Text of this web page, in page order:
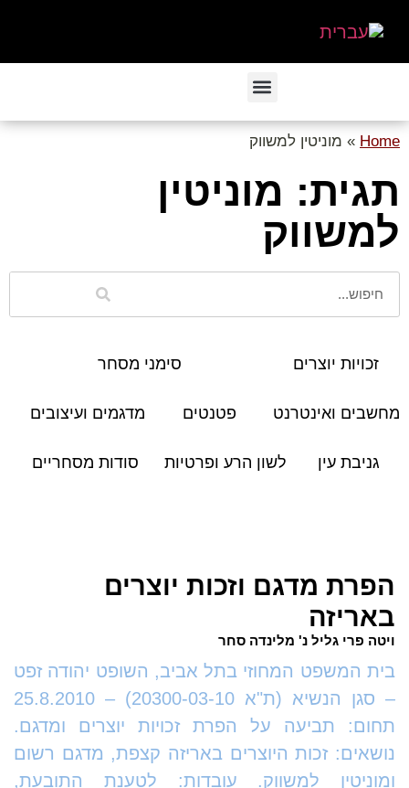
Home
» מוניטין למשווק
תגית: מוניטין
למשווק
זכויות יוצרים סימני מסחר
מחשבים ואינטרנט פטנטים מדגמים ועיצובים
גניבת עין לשון הרע ופרטיות סודות מסחריים
הפרת מדגם וזכות יוצרים
באריזה
ויטה פרי גליל נ' מלינדה סחר
בית המשפט המחוזי בתל אביב, השופט יהודה זפט
– סגן הנשיא (ת"א 20300-03-10) – 25.8.2010
תחום: תביעה על הפרת זכויות יוצרים ומדגם.
נושאים: זכות היוצרים באריזה קצפת, מדגם רשום
ומוניטין למשווק. עובדות: לטענת התובעת,